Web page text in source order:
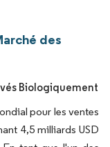
des
Biologiquement
pour les ventes
4,5 milliards USD